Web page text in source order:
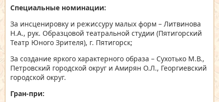
Специальные номинации:
За инсценировку и режиссуру малых форм – Литвинова
Н.А., рук. Образцовой театральной студии (Пятигорский
Театр Юного Зрителя), г. Пятигорск;
За создание яркого характерного образа – Сухотько М.В.,
Петровский городской округ и Амирян О.Л., Георгиевский
городской округ.
Гран-при: